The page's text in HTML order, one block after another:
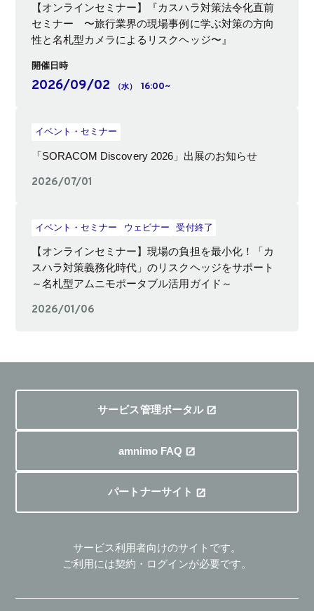
【オンラインセミナー】『カスハラ対策法令化直前
セミナー 〜旅行業界の現場事例に学ぶ対策の方向
性と名札型カメラによるリスクヘッジ〜』
開催日時
2026/09/02 （水） 16:00~
イベント・セミナー
「SORACOM Discovery 2026」出展のお知らせ
2026/07/01
イベント・セミナー ウェビナー 受付終了
【オンラインセミナー】現場の負担を最小化！「カ
スハラ対策義務化時代」のリスクヘッジをサポート
～名札型アムニモポータブル活用ガイド～
2026/01/06
サービス管理ポータル
amnimo FAQ
パートナーサイト
サービス利用者向けのサイトです。
ご利用には契約・ログインが必要です。